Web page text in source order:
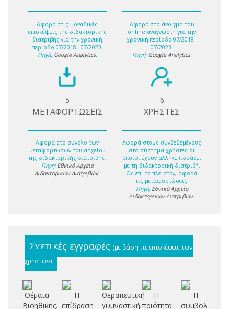
Αφορά στις μοναδικές
επισκέψεις της διδακτορικής
διατριβής για την χρονική
περίοδο 07/2018 - 07/2023.
Πηγή: Google Analytics.
Αφορά στο άνοιγμα του
online αναγνώστη για την
χρονική περίοδο 07/2018 -
07/2023.
Πηγή: Google Analytics.
5
ΜΕΤΑΦΟΡΤΩΣΕΙΣ
Αφορά στο σύνολο των
μεταφορτώσων του αρχείου
της διδακτορικής διατριβής.
Πηγή: Εθνικό Αρχείο
Διδακτορικών Διατριβών.
6
ΧΡΗΣΤΕΣ
Αφορά στους συνδεδεμένους
στο σύστημα χρήστες οι
οποίοι έχουν αλληλεπιδράσει
με τη διδακτορική διατριβή.
Ως επί το πλείστον, αφορά
τις μεταφορτώσεις.
Πηγή: Εθνικό Αρχείο
Διδακτορικών Διατριβών.
Σχετικές εγγραφές (με βάση τις επισκέψεις των
χρηστών)
Θέματα
Βιοηθικής.
Η
επίδραση
Θεραπευτική
γυμναστική
Η
ποιότητα
Η
συμβολή